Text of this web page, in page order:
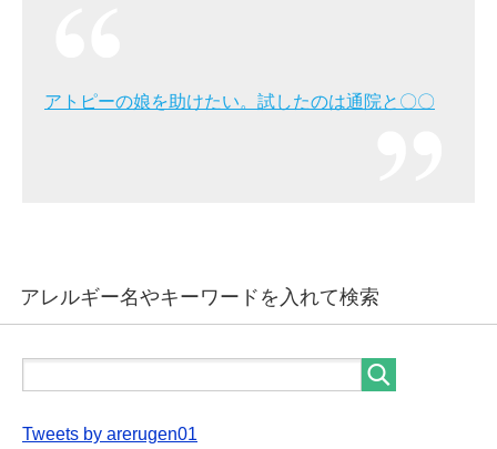
アトピーの娘を助けたい。試したのは通院と〇〇
アレルギー名やキーワードを入れて検索
Tweets by arerugen01